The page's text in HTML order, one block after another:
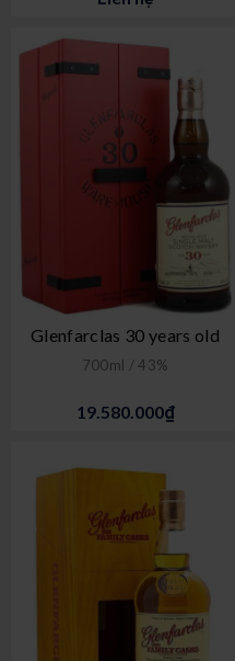
Glenfarclas 30 years old
700ml / 43%
19.580.000₫